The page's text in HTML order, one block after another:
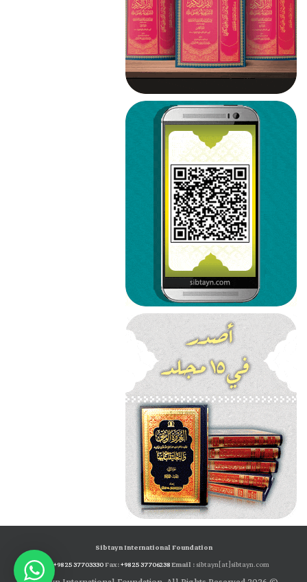
Sibtayn International Foundation
Tel:
+98 25 37703330Fax:+98 25 37706238Email :sibtayn[at]sibtayn.com